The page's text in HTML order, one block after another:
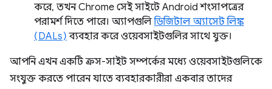
করে, তখন Chrome সেই সাইটে Android শংসাপত্রের
পরামর্শ দিতে পারে। অ্যাপগুলিডিজিটাল অ্যাসেট লিঙ্ক
(DALs) ব্যবহার করে ওয়েবসাইটগুলির সাথে যুক্ত।
আপনি এখন একটি ক্রস-সাইট সম্পর্কের মধ্যে ওয়েবসাইটগুলিকে
সংযুক্ত করতে পারেন যাতে ব্যবহারকারীরা একবার তাদের